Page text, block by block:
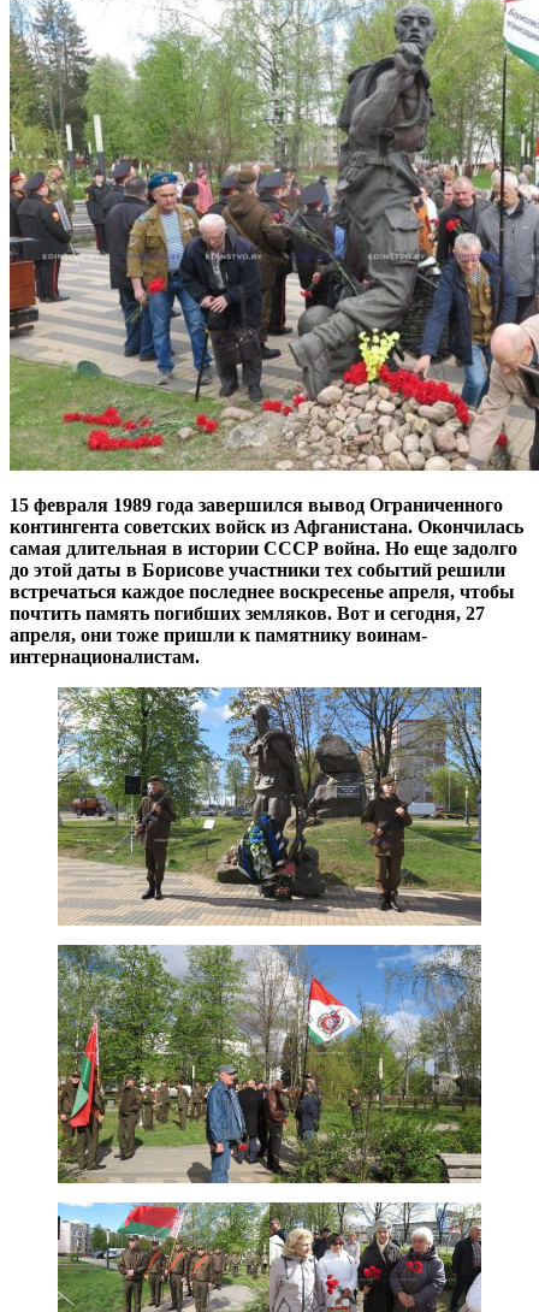
15 февраля 1989 года завершился вывод Ограниченного
контингента советских войск из Афганистана. Окончилась
самая длительная в истории СССР война. Но еще задолго
до этой даты в Борисове участники тех событий решили
встречаться каждое последнее воскресенье апреля, чтобы
почтить память погибших земляков. Вот и сегодня, 27
апреля, они тоже пришли к памятнику воинам-
интернационалистам.